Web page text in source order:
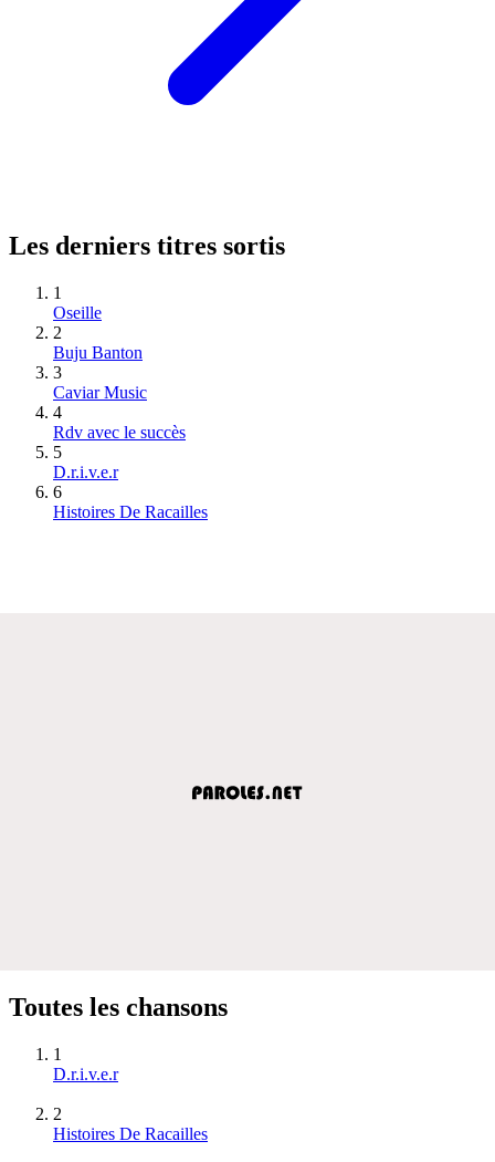
Les derniers titres sortis
1
Oseille
2
Buju Banton
3
Caviar Music
4
Rdv avec le succès
5
D.r.i.v.e.r
6
Histoires De Racailles
Toutes les chansons
1
D.r.i.v.e.r
2
Histoires De Racailles